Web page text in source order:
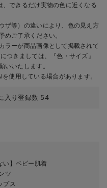
できるだけ実物の色に近くなる
ザ等）の違いにより、色の見え方
めご了承ください。
ラーが商品画像として掲載されて
つきましては、『色・サイズ』
いいたします。
使用している場合があります。
入り登録数 54
い】ベビー肌着
ツ
プス